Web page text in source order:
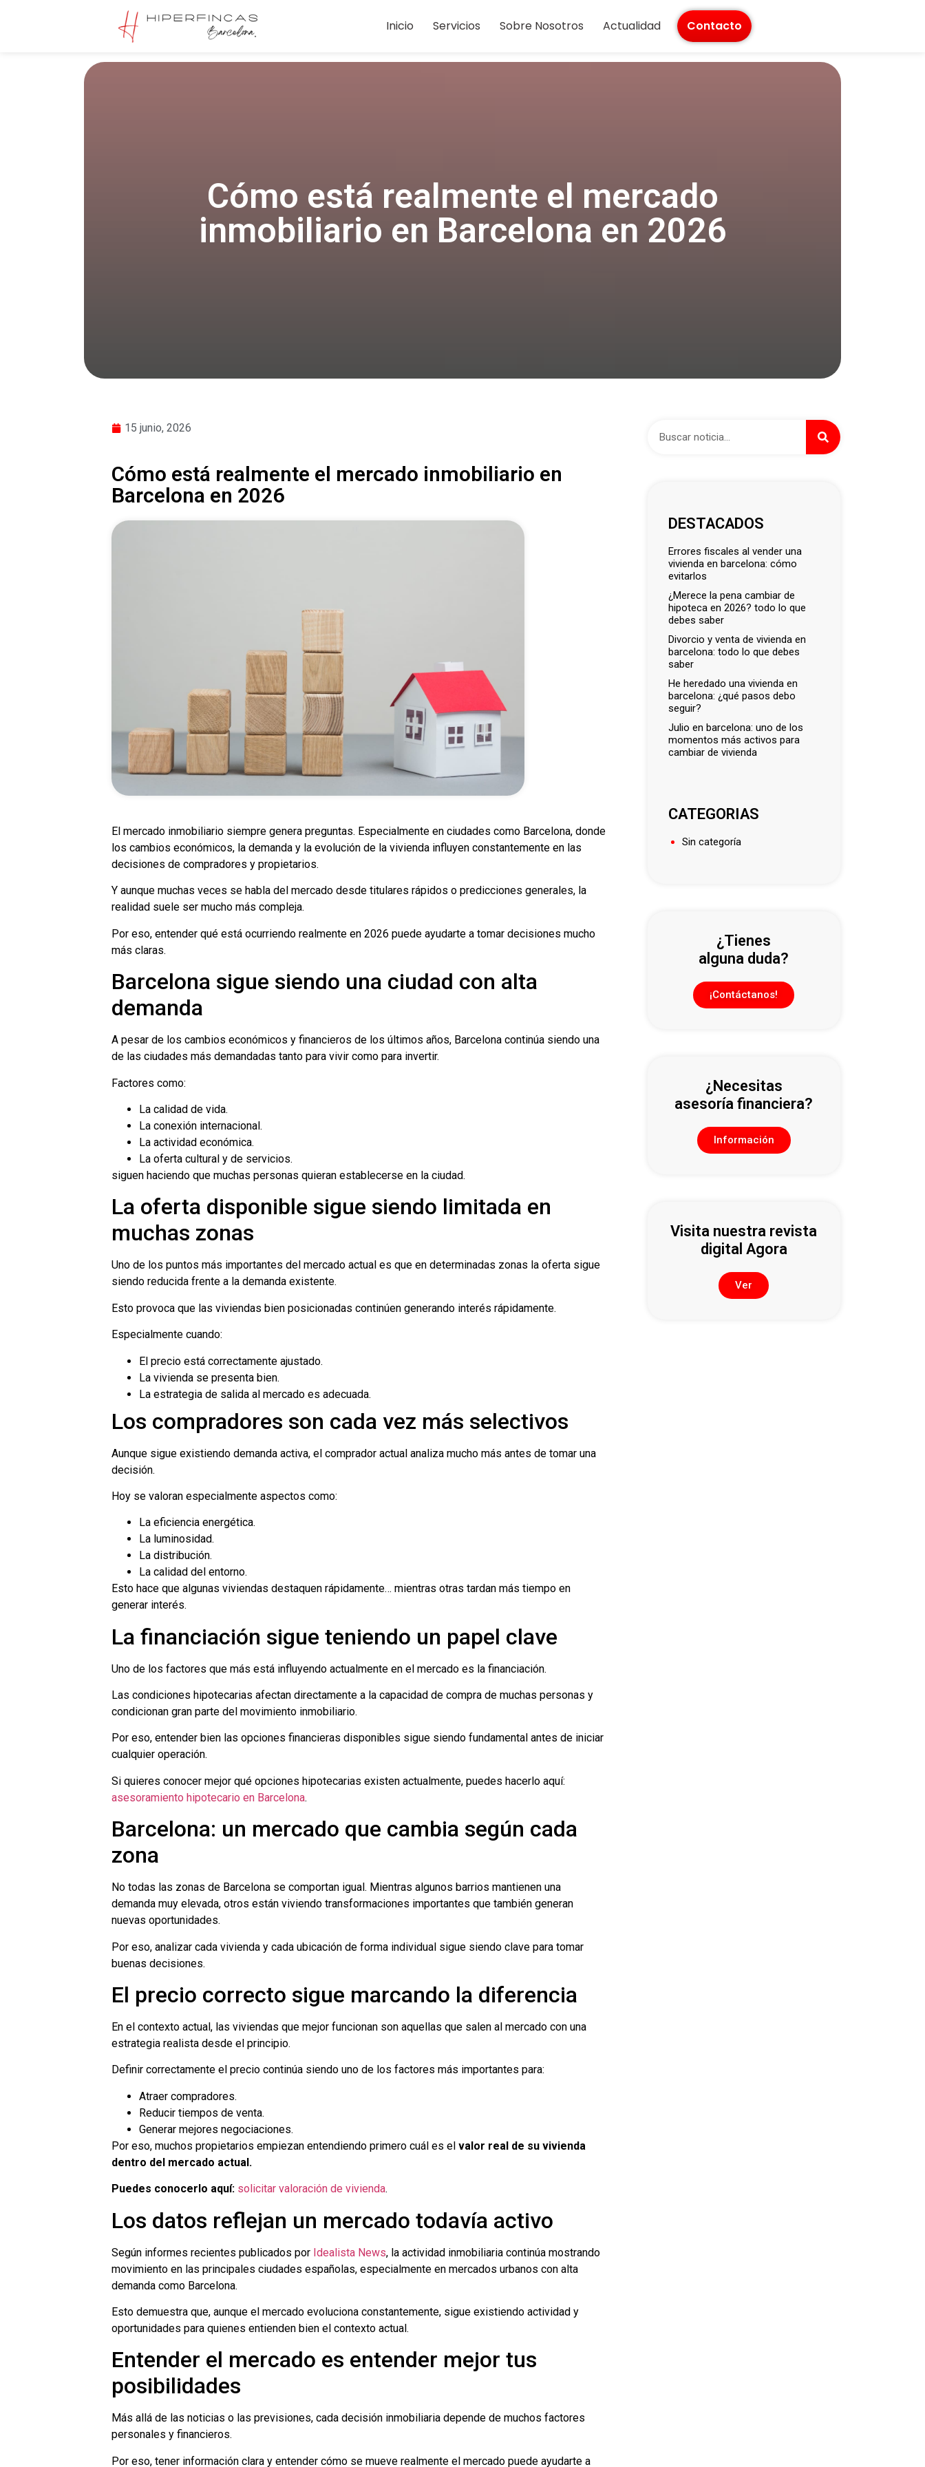
Inicio Servicios Sobre Nosotros Actualidad Contacto
Cómo está realmente el mercado
inmobiliario en Barcelona en 2026
15 junio, 2026
Cómo está realmente el mercado inmobiliario en
Barcelona en 2026
El mercado inmobiliario siempre genera preguntas. Especialmente en ciudades como Barcelona, donde
los cambios económicos, la demanda y la evolución de la vivienda influyen constantemente en las
decisiones de compradores y propietarios.
Y aunque muchas veces se habla del mercado desde titulares rápidos o predicciones generales, la
realidad suele ser mucho más compleja.
Por eso, entender qué está ocurriendo realmente en 2026 puede ayudarte a tomar decisiones mucho
más claras.
Barcelona sigue siendo una ciudad con alta
demanda
A pesar de los cambios económicos y financieros de los últimos años, Barcelona continúa siendo una
de las ciudades más demandadas tanto para vivir como para invertir.
Factores como:
La calidad de vida.
La conexión internacional.
La actividad económica.
La oferta cultural y de servicios.
siguen haciendo que muchas personas quieran establecerse en la ciudad.
La oferta disponible sigue siendo limitada en
muchas zonas
Uno de los puntos más importantes del mercado actual es que en determinadas zonas la oferta sigue
siendo reducida frente a la demanda existente.
Esto provoca que las viviendas bien posicionadas continúen generando interés rápidamente.
Especialmente cuando:
El precio está correctamente ajustado.
La vivienda se presenta bien.
La estrategia de salida al mercado es adecuada.
Los compradores son cada vez más selectivos
Aunque sigue existiendo demanda activa, el comprador actual analiza mucho más antes de tomar una
decisión.
Hoy se valoran especialmente aspectos como:
La eficiencia energética.
La luminosidad.
La distribución.
La calidad del entorno.
Esto hace que algunas viviendas destaquen rápidamente… mientras otras tardan más tiempo en
generar interés.
La financiación sigue teniendo un papel clave
Uno de los factores que más está influyendo actualmente en el mercado es la financiación.
Las condiciones hipotecarias afectan directamente a la capacidad de compra de muchas personas y
condicionan gran parte del movimiento inmobiliario.
Por eso, entender bien las opciones financieras disponibles sigue siendo fundamental antes de iniciar
cualquier operación.
Si quieres conocer mejor qué opciones hipotecarias existen actualmente, puedes hacerlo aquí:
asesoramiento hipotecario en Barcelona.
Barcelona: un mercado que cambia según cada
zona
No todas las zonas de Barcelona se comportan igual. Mientras algunos barrios mantienen una
demanda muy elevada, otros están viviendo transformaciones importantes que también generan
nuevas oportunidades.
Por eso, analizar cada vivienda y cada ubicación de forma individual sigue siendo clave para tomar
buenas decisiones.
El precio correcto sigue marcando la diferencia
En el contexto actual, las viviendas que mejor funcionan son aquellas que salen al mercado con una
estrategia realista desde el principio.
Definir correctamente el precio continúa siendo uno de los factores más importantes para:
Atraer compradores.
Reducir tiempos de venta.
Generar mejores negociaciones.
Por eso, muchos propietarios empiezan entendiendo primero cuál es el valor real de su vivienda
dentro del mercado actual.
Puedes conocerlo aquí: solicitar valoración de vivienda.
Los datos reflejan un mercado todavía activo
Según informes recientes publicados por Idealista News, la actividad inmobiliaria continúa mostrando
movimiento en las principales ciudades españolas, especialmente en mercados urbanos con alta
demanda como Barcelona.
Esto demuestra que, aunque el mercado evoluciona constantemente, sigue existiendo actividad y
oportunidades para quienes entienden bien el contexto actual.
Entender el mercado es entender mejor tus
posibilidades
Más allá de las noticias o las previsiones, cada decisión inmobiliaria depende de muchos factores
personales y financieros.
Por eso, tener información clara y entender cómo se mueve realmente el mercado puede ayudarte a
DESTACADOS
errores fiscales al vender una
vivienda en barcelona: cómo
evitarlos
¿merece la pena cambiar de
hipoteca en 2026? todo lo que
debes saber
divorcio y venta de vivienda en
barcelona: todo lo que debes
saber
he heredado una vivienda en
barcelona: ¿qué pasos debo
seguir?
julio en barcelona: uno de los
momentos más activos para
cambiar de vivienda
CATEGORIAS
Sin categoría
¿Tienes
alguna duda?
¡Contáctanos!
¿Necesitas
asesoría financiera?
Información
Visita nuestra revista
digital Agora
Ver